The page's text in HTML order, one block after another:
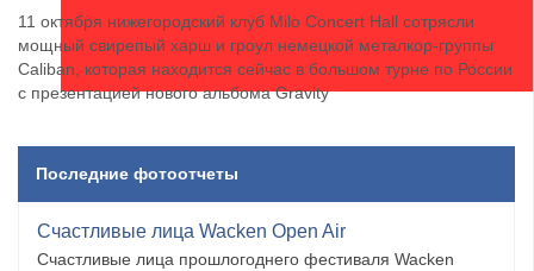
11 октября нижегородский клуб Milo Concert Hall сотрясли
мощный свирепый харш и гроул немецкой металкор-группы
Caliban, которая находится сейчас в большом турне по России
с презентацией нового альбома Gravity
Последние фотоотчеты
Счастливые лица Wacken Open Air
Счастливые лица прошлогоднего фестиваля Wacken